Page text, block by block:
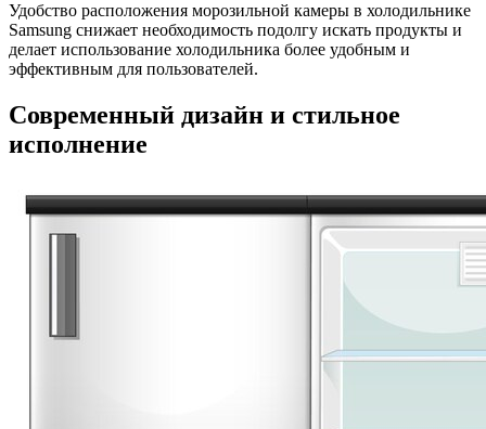
Удобство расположения морозильной камеры в холодильнике
Samsung снижает необходимость подолгу искать продукты и
делает использование холодильника более удобным и
эффективным для пользователей.
Современный дизайн и стильное
исполнение